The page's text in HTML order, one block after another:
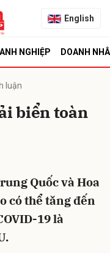
English
NGHIỆP DOANH
luận
biển toàn
Quốc và Hoa
có thể tăng đến
19 là
Hủy